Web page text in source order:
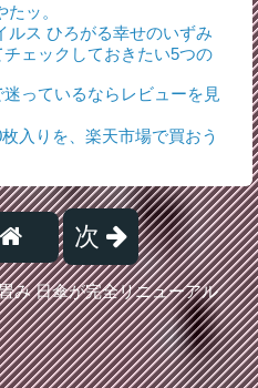
ッ。
ルス ひろがる幸せのいずみ
ェックしておきたい5つの
っているならレビューを見
入りを、楽天市場で買おう
次
み 日傘が完全リニューアル